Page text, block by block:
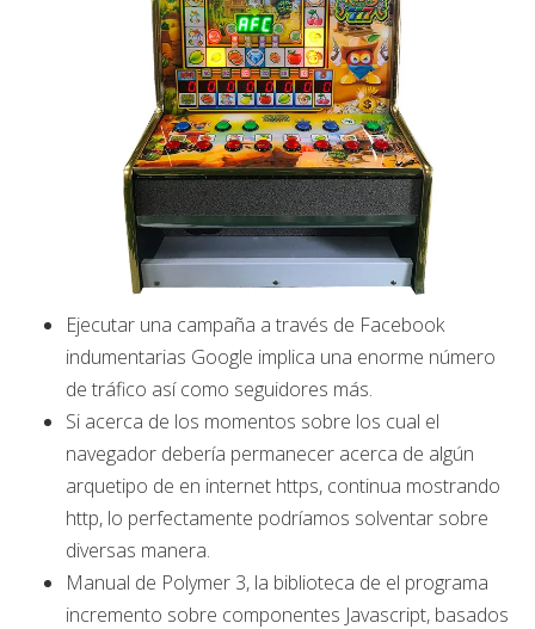
Ejecutar una campaña a través de Facebook
indumentarias Google implica una enorme número
de tráfico así­ como seguidores más.
Si acerca de los momentos sobre los cual el
navegador debería permanecer acerca de algún
arquetipo de en internet https, continua mostrando
http, lo perfectamente podrí­amos solventar sobre
diversas manera.
Manual de Polymer 3, la biblioteca de el programa
incremento sobre componentes Javascript, basados